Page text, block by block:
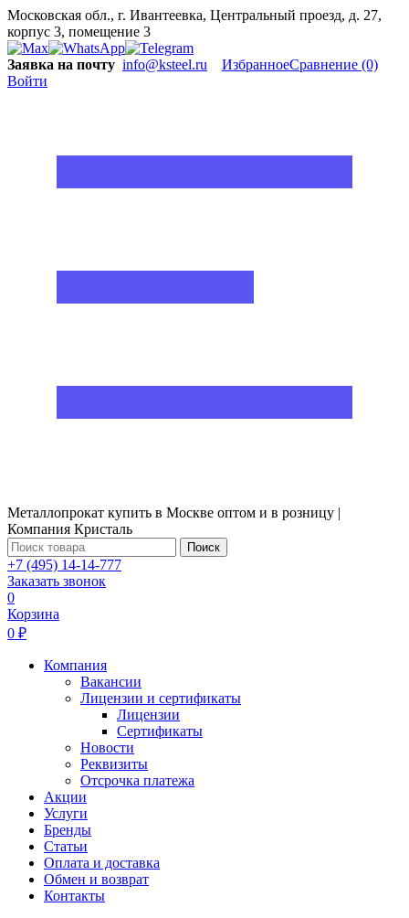
Московская обл., г. Ивантеевка, Центральный проезд, д. 27,
корпус 3, помещение 3
Заявка на почту info@ksteel.ru ИзбранноеСравнение (0)
Войти
Металлопрокат купить в Москве оптом и в розницу |
Компания Кристаль
Поиск
+7 (495) 14-14-777
Заказать звонок
0
Корзина
0 ₽
Компания
Вакансии
Лицензии и сертификаты
Лицензии
Сертификаты
Новости
Реквизиты
Отсрочка платежа
Акции
Услуги
Бренды
Статьи
Оплата и доставка
Обмен и возврат
Контакты